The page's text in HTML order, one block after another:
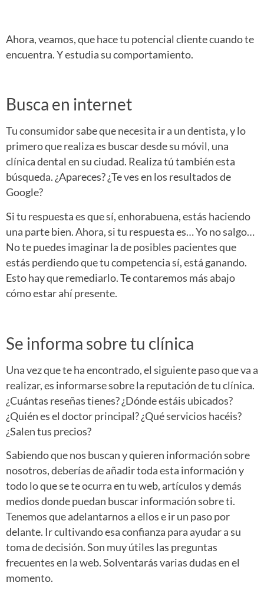
Ahora, veamos, que hace tu potencial cliente cuando te
encuentra. Y estudia su comportamiento.
Busca en internet
Tu consumidor sabe que necesita ir a un dentista, y lo
primero que realiza es buscar desde su móvil, una
clínica dental en su ciudad. Realiza tú también esta
búsqueda. ¿Apareces? ¿Te ves en los resultados de
Google?
Si tu respuesta es que sí, enhorabuena, estás haciendo
una parte bien. Ahora, si tu respuesta es… Yo no salgo…
No te puedes imaginar la de posibles pacientes que
estás perdiendo que tu competencia sí, está ganando.
Esto hay que remediarlo. Te contaremos más abajo
cómo estar ahí presente.
Se informa sobre tu clínica
Una vez que te ha encontrado, el siguiente paso que va a
realizar, es informarse sobre la reputación de tu clínica.
¿Cuántas reseñas tienes? ¿Dónde estáis ubicados?
¿Quién es el doctor principal? ¿Qué servicios hacéis?
¿Salen tus precios?
Sabiendo que nos buscan y quieren información sobre
nosotros, deberías de añadir toda esta información y
todo lo que se te ocurra en tu web, artículos y demás
medios donde puedan buscar información sobre ti.
Tenemos que adelantarnos a ellos e ir un paso por
delante. Ir cultivando esa confianza para ayudar a su
toma de decisión. Son muy útiles las preguntas
frecuentes en la web. Solventarás varias dudas en el
momento.